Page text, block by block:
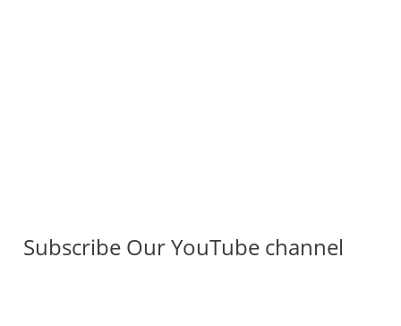
Subscribe Our YouTube channel